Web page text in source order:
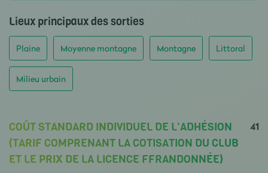
Lieux principaux des sorties
Plaine Moyenne montagne Montagne Littoral
Milieu urbain
COÛT STANDARD INDIVIDUEL DE L'ADHÉSION
(TARIF COMPRENANT LA COTISATION DU CLUB
ET LE PRIX DE LA LICENCE FFRANDONNÉE)
41